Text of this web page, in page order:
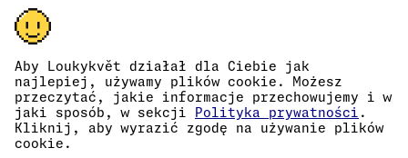
Aby Loukykvět działał dla Ciebie jak
najlepiej, używamy plików cookie. Możesz
przeczytać, jakie informacje przechowujemy i w
jaki sposób, w sekcji
Polityka prywatności .
Kliknij, aby wyrazić zgodę na używanie plików
cookie.
Slovensko
Österreich
Deutschland
France
België
Danmark
Eesti
España
Loukykvět s.r.o. jest zarejestrowana w Rejestrze Handlowym Sądu
Miejskiego w Pradze, sekcja C, akta 268616.
opakowaniowych EKO-KOM pod numerem EKF00180493.
Do wydawania paszportów roślin używamy numeru rejestracyjnego
0636.
Nasz numer rejestracyjny firmy to 05663687, numer VAT to
CZ05663687.
Identyfikator skrzynki danych to eng827q.
Numer EORI to CZ05663687.